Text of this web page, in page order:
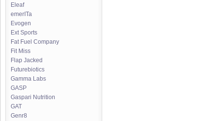
Eleaf
emerITa
Evogen
Ext Sports
Fat Fuel Company
Fit Miss
Flap Jacked
Futurebiotics
Gamma Labs
GASP
Gaspari Nutrition
GAT
Genr8